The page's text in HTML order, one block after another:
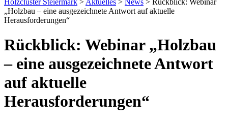
Holzcluster Steiermark > Aktuelles > News > Rückblick: Webinar
„Holzbau – eine ausgezeichnete Antwort auf aktuelle
Herausforderungen“
Rückblick: Webinar „Holzbau
– eine ausgezeichnete Antwort
auf aktuelle
Herausforderungen“